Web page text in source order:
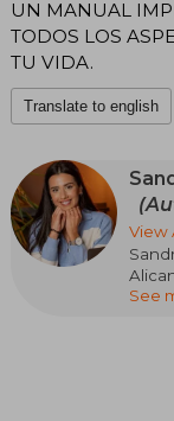
UN MANUAL
TODOS LOS
TU VIDA.
Translate to english
View
See